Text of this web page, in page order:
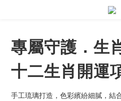
專屬守護．生
十二生肖開運
手工琉璃打造，色彩繽紛細膩，結